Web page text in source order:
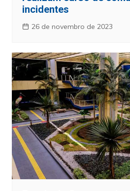
incidentes
26 de novembro de 2023